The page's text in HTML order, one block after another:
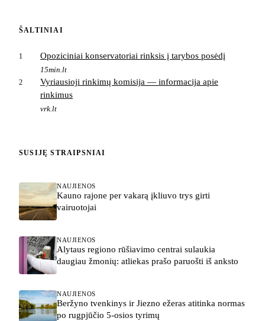
ŠALTINIAI
1 Opoziciniai konservatoriai rinksis į tarybos posėdį
15min.lt
2
Vyriausioji rinkimų komisija — informacija apie
rinkimus
vrk.lt
SUSIJĘ STRAIPSNIAI
NAUJIENOS
Kauno rajone per vakarą įkliuvo trys girti
vairuotojai
NAUJIENOS
Alytaus regiono rūšiavimo centrai sulaukia
daugiau žmonių: atliekas prašo paruošti iš anksto
NAUJIENOS
Beržyno tvenkinys ir Jiezno ežeras atitinka normas
po rugpjūčio 5-osios tyrimų